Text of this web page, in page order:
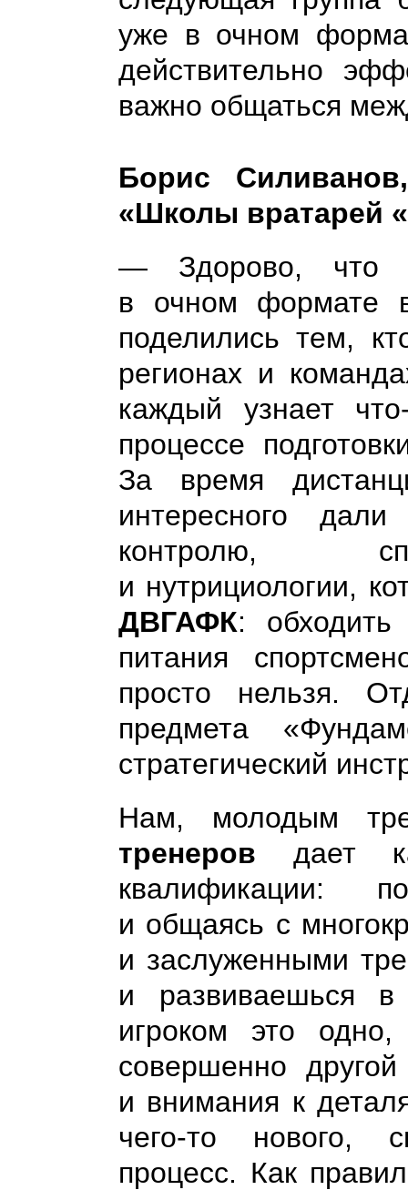
уже в очном
действительно
важно общаться
Борис
«Школы вратарей
— Здорово, что
в очном формате
поделились тем,
регионах и
каждый узнает
процессе
За время
интересного
контролю,
и нутрициологии,
ДВГАФК:
питания
просто нельзя.
предмета
стратегический
Нам, молодым
тренеров дает
квалификации:
и общаясь с
и заслуженными
и развиваешься
игроком это
совершенно другой
и внимания к
чего-то нового,
процесс. Как